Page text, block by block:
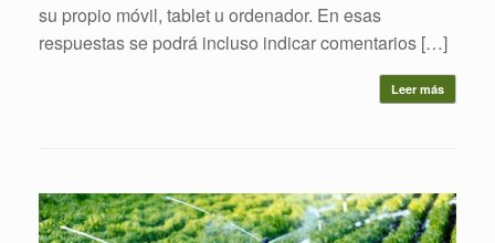
su propio móvil, tablet u ordenador. En esas
respuestas se podrá incluso indicar comentarios […]
Leer más